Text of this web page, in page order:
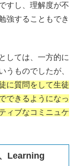
すし、理解度が不
強することもでき
しては、一方的に
うものでしたが、
に質問をして生徒
できるようになっ
ィブなコミニュケ
Learning